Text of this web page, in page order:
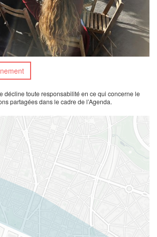
décline toute responsabilité en ce qui concerne le
partagées dans le cadre de l’Agenda.